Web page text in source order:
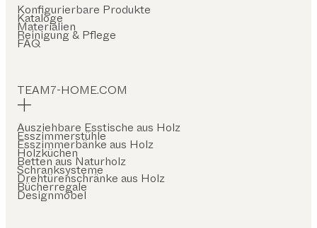
Konfigurierbare Produkte
Kataloge
Materialien
Reinigung & Pflege
FAQ
TEAM7-HOME.COM
Ausziehbare Esstische aus Holz
Esszimmerstühle
Esszimmerbänke aus Holz
Holzküchen
Betten aus Naturholz
Schranksysteme
Drehtürenschränke aus Holz
Bücherregale
Designmöbel